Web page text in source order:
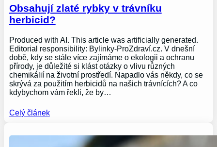
Obsahují zlaté rybky v trávníku
herbicid?
Produced with AI. This article was artificially generated.
Editorial responsibility: Bylinky-ProZdraví.cz. V dnešní
době, kdy se stále více zajímáme o ekologii a ochranu
přírody, je důležité si klást otázky o vlivu různých
chemikálií na životní prostředí. Napadlo vás někdy, co se
skrývá za použitím herbicidů na našich trávnících? A co
kdybychom vám řekli, že by…
Celý článek